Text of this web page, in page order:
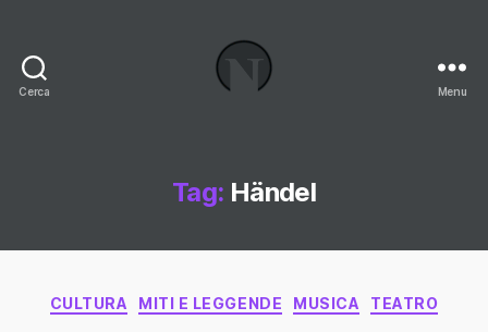
Cerca
Blog
Menu
Tag: Händel
Categorie
CULTURA MITI E LEGGENDE MUSICA TEATRO